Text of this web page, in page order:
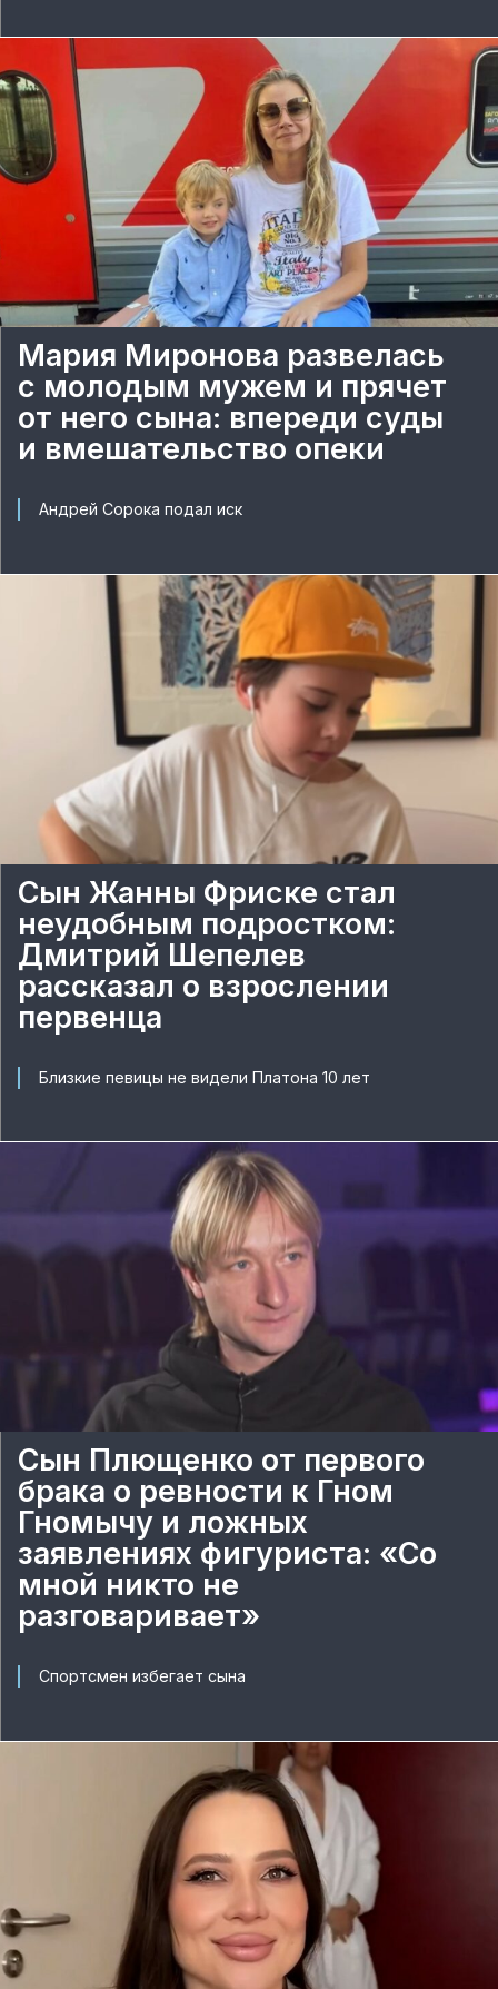
Мария Миронова развелась
с молодым мужем и прячет
от него сына: впереди суды
и вмешательство опеки
Андрей Сорока подал иск
Сын Жанны Фриске стал
неудобным подростком:
Дмитрий Шепелев
рассказал о взрослении
первенца
Близкие певицы не видели Платона 10 лет
Сын Плющенко от первого
брака о ревности к Гном
Гномычу и ложных
заявлениях фигуриста: «Со
мной никто не
разговаривает»
Спортсмен избегает сына